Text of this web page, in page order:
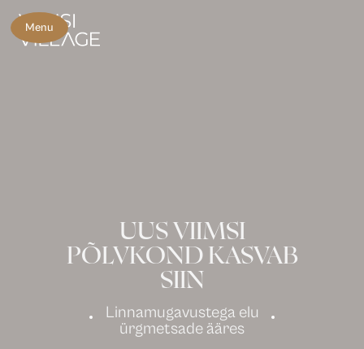
Menu
UUS VIIMSI
PÕLVKOND KASVAB
SIIN
Linnamugavustega elu
ürgmetsade ääres